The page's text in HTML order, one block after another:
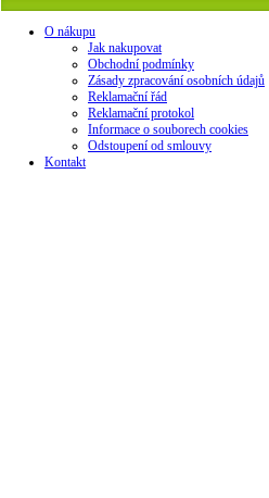
O nákupu
Jak nakupovat
Obchodní podmínky
Zásady zpracování osobních údajů
Reklamační řád
Reklamační protokol
Informace o souborech cookies
Odstoupení od smlouvy
Kontakt